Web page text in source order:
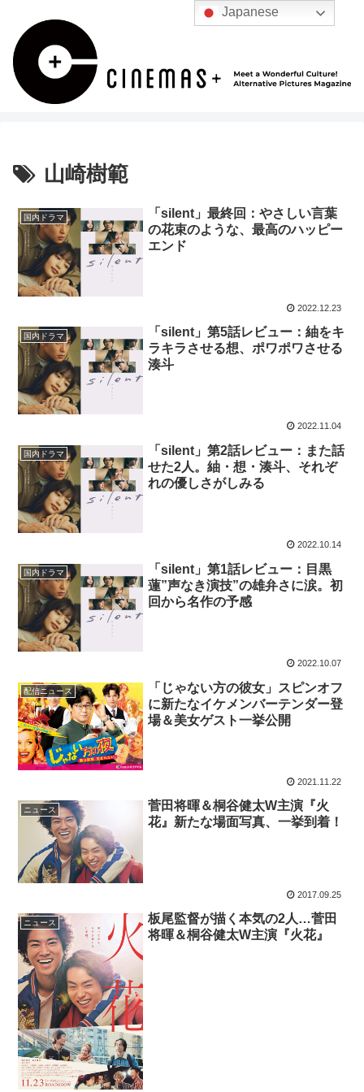
山崎樹範
国内ドラマ
「silent」最終回：やさしい言葉
の花束のような、最高のハッピー
エンド
2022.12.23
国内ドラマ
「silent」第5話レビュー：紬をキ
ラキラさせる想、ポワポワさせる
湊斗
2022.11.04
国内ドラマ
「silent」第2話レビュー：また話
せた2人。紬・想・湊斗、それぞ
れの優しさがしみる
2022.10.14
国内ドラマ
「silent」第1話レビュー：目黒
蓮”声なき演技”の雄弁さに涙。初
回から名作の予感
2022.10.07
配信ニュース
「じゃない方の彼女」スピンオフ
に新たなイケメンバーテンダー登
場＆美女ゲスト一挙公開
2021.11.22
ニュース
菅田将暉＆桐谷健太W主演『火
花』新たな場面写真、一挙到着！
2017.09.25
ニュース
板尾監督が描く本気の2人…菅田
将暉＆桐谷健太W主演『火花』
Japanese